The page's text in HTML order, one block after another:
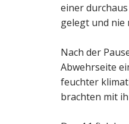
einer
gelegt und nie
Nach der
Abwehrseite
feuchter
brachten mit